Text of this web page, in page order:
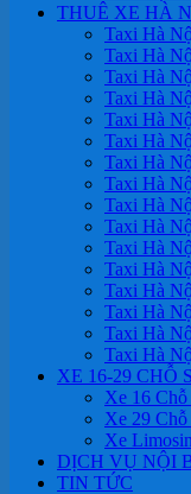
THUÊ XE HÀ
Taxi Hà
Taxi Hà
Taxi Hà
Taxi Hà
Taxi Hà
Taxi Hà
Taxi Hà
Taxi Hà
Taxi Hà
Taxi Hà
Taxi Hà
Taxi Hà
Taxi Hà
Taxi Hà
Taxi Hà
Taxi Hà
XE 16-29 CHỖ
Xe 16
Xe 29
Xe
DỊCH VỤ NỘI
TIN TỨC